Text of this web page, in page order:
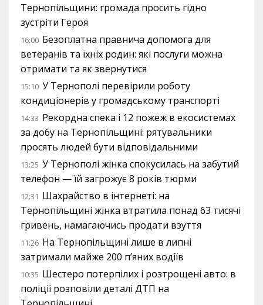
Тернопільщини: громада просить гідно
зустріти Героя
16:00 Безоплатна правнича допомога для
ветеранів та їхніх родин: які послуги можна
отримати та як звернутися
15:10 У Тернополі перевірили роботу
кондиціонерів у громадському транспорті
14:33 Рекордна спека і 12 пожеж в екосистемах
за добу на Тернопільщині: рятувальники
просять людей бути відповідальними
13:25 У Тернополі жінка спокусилась на забутий
телефон — їй загрожує 8 років тюрми
12:31 Шахрайство в інтернеті: на
Тернопільщині жінка втратила понад 63 тисячі
гривень, намагаючись продати взуття
11:26 На Тернопільщині лише в липні
затримали майже 200 п’яних водіїв
10:35 Шестеро потерпілих і розтрощені авто: в
поліції розповіли деталі ДТП на